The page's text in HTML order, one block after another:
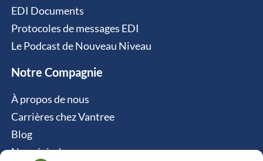
EDI Documents
Protocoles de messages EDI
Le Podcast de Nouveau Niveau
Notre Compagnie
À propos de nous
Carrières chez Vantree
Blog
Nous joindre